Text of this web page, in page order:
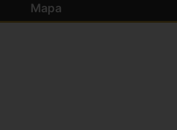
Mapa